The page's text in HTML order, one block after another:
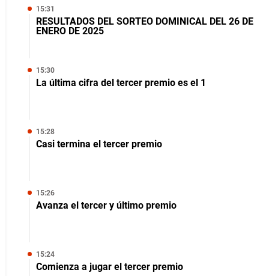
15:31
RESULTADOS DEL SORTEO DOMINICAL DEL 26 DE
ENERO DE 2025
15:30
La última cifra del tercer premio es el 1
15:28
Casi termina el tercer premio
15:26
Avanza el tercer y último premio
15:24
Comienza a jugar el tercer premio